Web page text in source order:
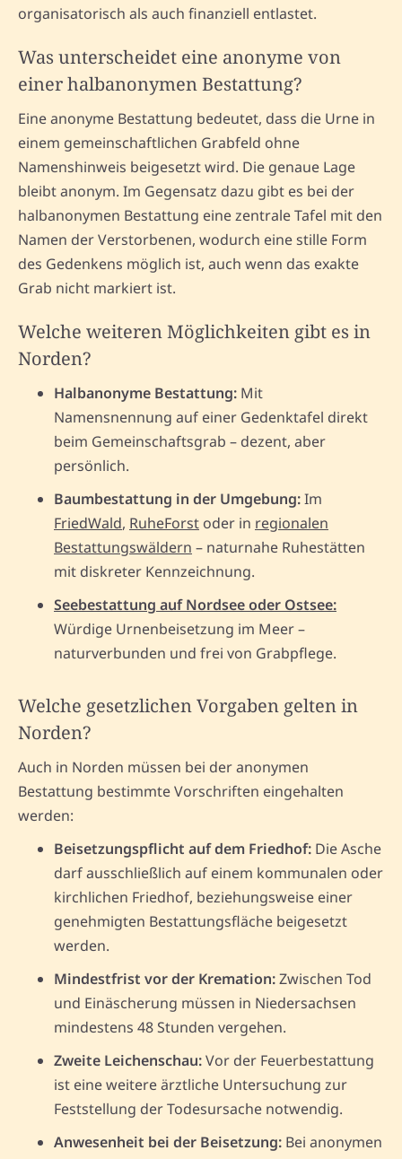
organisatorisch als auch finanziell entlastet.
Was unterscheidet eine anonyme von
einer halbanonymen Bestattung?
Eine anonyme Bestattung bedeutet, dass die Urne in
einem gemeinschaftlichen Grabfeld ohne
Namenshinweis beigesetzt wird. Die genaue Lage
bleibt anonym. Im Gegensatz dazu gibt es bei der
halbanonymen Bestattung eine zentrale Tafel mit den
Namen der Verstorbenen, wodurch eine stille Form
des Gedenkens möglich ist, auch wenn das exakte
Grab nicht markiert ist.
Welche weiteren Möglichkeiten gibt es in
Norden?
Halbanonyme Bestattung: Mit
Namensnennung auf einer Gedenktafel direkt
beim Gemeinschaftsgrab – dezent, aber
persönlich.
Baumbestattung in der Umgebung:Im
FriedWald, RuheForst oder in regionalen
Bestattungswäldern – naturnahe Ruhestätten
mit diskreter Kennzeichnung.
Seebestattung auf Nordsee oder Ostsee:
Würdige Urnenbeisetzung im Meer –
naturverbunden und frei von Grabpflege.
Welche gesetzlichen Vorgaben gelten in
Norden?
Auch in Norden müssen bei der anonymen
Bestattung bestimmte Vorschriften eingehalten
werden:
Beisetzungspflicht auf dem Friedhof: Die Asche
darf ausschließlich auf einem kommunalen oder
kirchlichen Friedhof, beziehungsweise einer
genehmigten Bestattungsfläche beigesetzt
werden.
Mindestfrist vor der Kremation:Zwischen Tod
und Einäscherung müssen in Niedersachsen
mindestens 48 Stunden vergehen.
Zweite Leichenschau:Vor der Feuerbestattung
ist eine weitere ärztliche Untersuchung zur
Feststellung der Todesursache notwendig.
Anwesenheit bei der Beisetzung: Bei anonymen